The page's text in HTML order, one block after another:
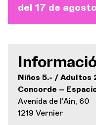
del 17 de agosto
Niños 5.- / Adultos
Concorde –
Avenida de l'Ain, 60
1219 Vernier